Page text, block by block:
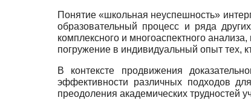
Понятие «школьная неуспешность»
образовательный процесс и ряда
комплексного и многоаспектного
погружение в индивидуальный опыт тех,
В контексте продвижения
эффективности различных подходов
преодоления академических трудностей